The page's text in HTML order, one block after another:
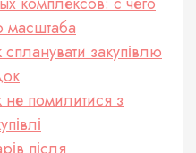
масштаба
спланувати закупівлю
не помилитися з